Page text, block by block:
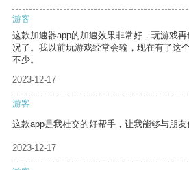
游客
这款加速器app的加速效果非常好，玩游戏
况了。我以前玩游戏经常会输，现在有了这
不少。
2023-12-17
游客
这款app是我社交的好帮手，让我能够与朋友
2023-12-17